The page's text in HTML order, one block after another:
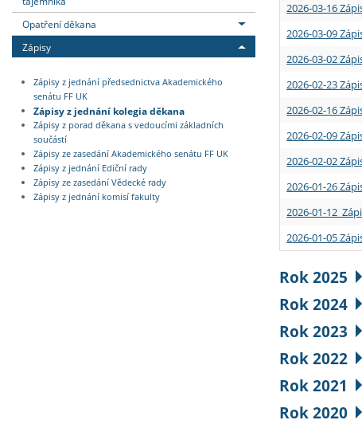
Opatření děkana
Zápisy
Zápisy z jednání předsednictva Akademického
senátu FF UK
Zápisy z jednání kolegia děkana
Zápisy z porad děkana s vedoucími základních
součástí
Zápisy ze zasedání Akademického senátu FF UK
Zápisy z jednání Ediční rady
Zápisy ze zasedání Vědecké rady
Zápisy z jednání komisí fakulty
2026-03-16
2026-03-09
2026-03-02
2026-02-23
2026-02-16
2026-02-09
2026-02-02
2026-01-26
2026-01-12
2026-01-05
Rok 2025
Rok 2024
Rok 2023
Rok 2022
Rok 2021
Rok 2020